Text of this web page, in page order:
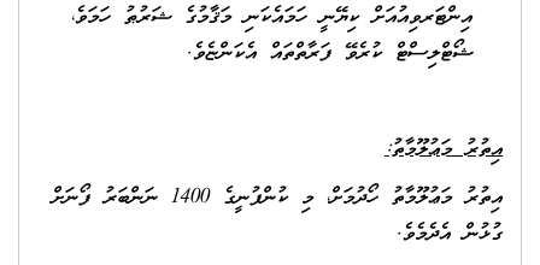
އިންޓަރވިއުއަށް ކިޔޭނީ ހަމައެކަނި މަޤާމުގެ ޝަރުޠު ހަމަވެ،
ޝޯޓްލިސްޓް ކުރެވޭ ފަރާތްތައް އެކަންޏެވެ.
އިތުރު މަޢުލޫމާތު:
އިތުރު މަޢުލޫމާތު ހޯދުމަށް، މި ކުންފުނީގެ 1400 ނަންބަރު ފޯނަށް
ގުޅުން އެދެމެވެ.